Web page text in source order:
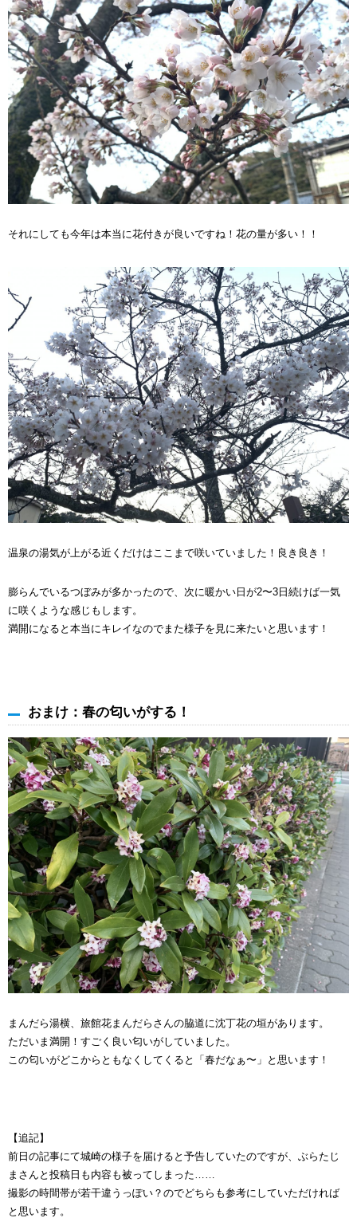
それにしても今年は本当に花付きが良いですね！花の量が多い！！
温泉の湯気が上がる近くだけはここまで咲いていました！良き良き！
膨らんでいるつぼみが多かったので、次に暖かい日が2〜3日続けば一気
に咲くような感じもします。
満開になると本当にキレイなのでまた様子を見に来たいと思います！
おまけ：春の匂いがする！
まんだら湯横、旅館花まんだらさんの脇道に沈丁花の垣があります。
ただいま満開！すごく良い匂いがしていました。
この匂いがどこからともなくしてくると「春だなぁ〜」と思います！
【追記】
前日の記事にて城崎の様子を届けると予告していたのですが、ぶらたじ
まさんと投稿日も内容も被ってしまった……
撮影の時間帯が若干違うっぽい？のでどちらも参考にしていただければ
と思います。